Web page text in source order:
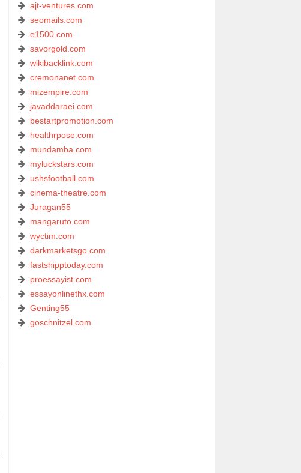
ajt-ventures.com
seomails.com
e1500.com
savorgold.com
wikibacklink.com
cremonanet.com
mizempire.com
javaddaraei.com
bestartpromotion.com
healthrpose.com
mundamba.com
myluckstars.com
ushsfootball.com
cinema-theatre.com
Juragan55
mangaruto.com
wyctim.com
darkmarketsgo.com
fastshipptoday.com
proessayist.com
essayonlinethx.com
Genting55
goschnitzel.com